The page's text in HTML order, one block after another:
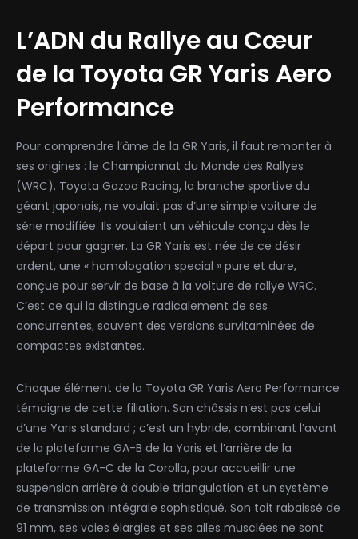
L’ADN du Rallye au Cœur
de la Toyota GR Yaris Aero
Performance
Pour comprendre l’âme de la GR Yaris, il faut remonter à
ses origines : le Championnat du Monde des Rallyes
(WRC). Toyota Gazoo Racing, la branche sportive du
géant japonais, ne voulait pas d’une simple voiture de
série modifiée. Ils voulaient un véhicule conçu dès le
départ pour gagner. La GR Yaris est née de ce désir
ardent, une « homologation special » pure et dure,
conçue pour servir de base à la voiture de rallye WRC.
C’est ce qui la distingue radicalement de ses
concurrentes, souvent des versions survitaminées de
compactes existantes.
Chaque élément de la Toyota GR Yaris Aero Performance
témoigne de cette filiation. Son châssis n’est pas celui
d’une Yaris standard ; c’est un hybride, combinant l’avant
de la plateforme GA-B de la Yaris et l’arrière de la
plateforme GA-C de la Corolla, pour accueillir une
suspension arrière à double triangulation et un système
de transmission intégrale sophistiqué. Son toit rabaissé de
91 mm, ses voies élargies et ses ailes musclées ne sont